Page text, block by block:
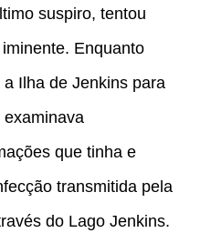
suspiro, tentou
Enquanto
Ilha de Jenkins para
que tinha e
transmitida pela
do Lago Jenkins.